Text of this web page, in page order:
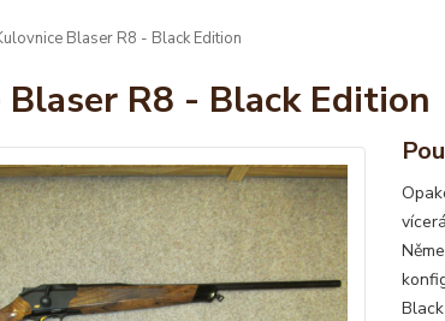
Blaser R8 - Black Edition
R8 - Black Edition